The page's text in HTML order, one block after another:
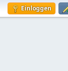
Einloggen